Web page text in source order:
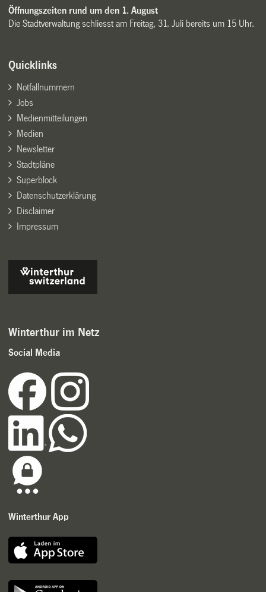
Öffnungszeiten rund um den 1. August
Die Stadtverwaltung schliesst am Freitag, 31. Juli bereits um 15 Uhr.
Quicklinks
Notfallnummern
Jobs
Medienmitteilungen
Medien
Newsletter
Stadtpläne
Superblock
Datenschutzerklärung
Disclaimer
Impressum
Winterthur im Netz
Social Media
Winterthur App